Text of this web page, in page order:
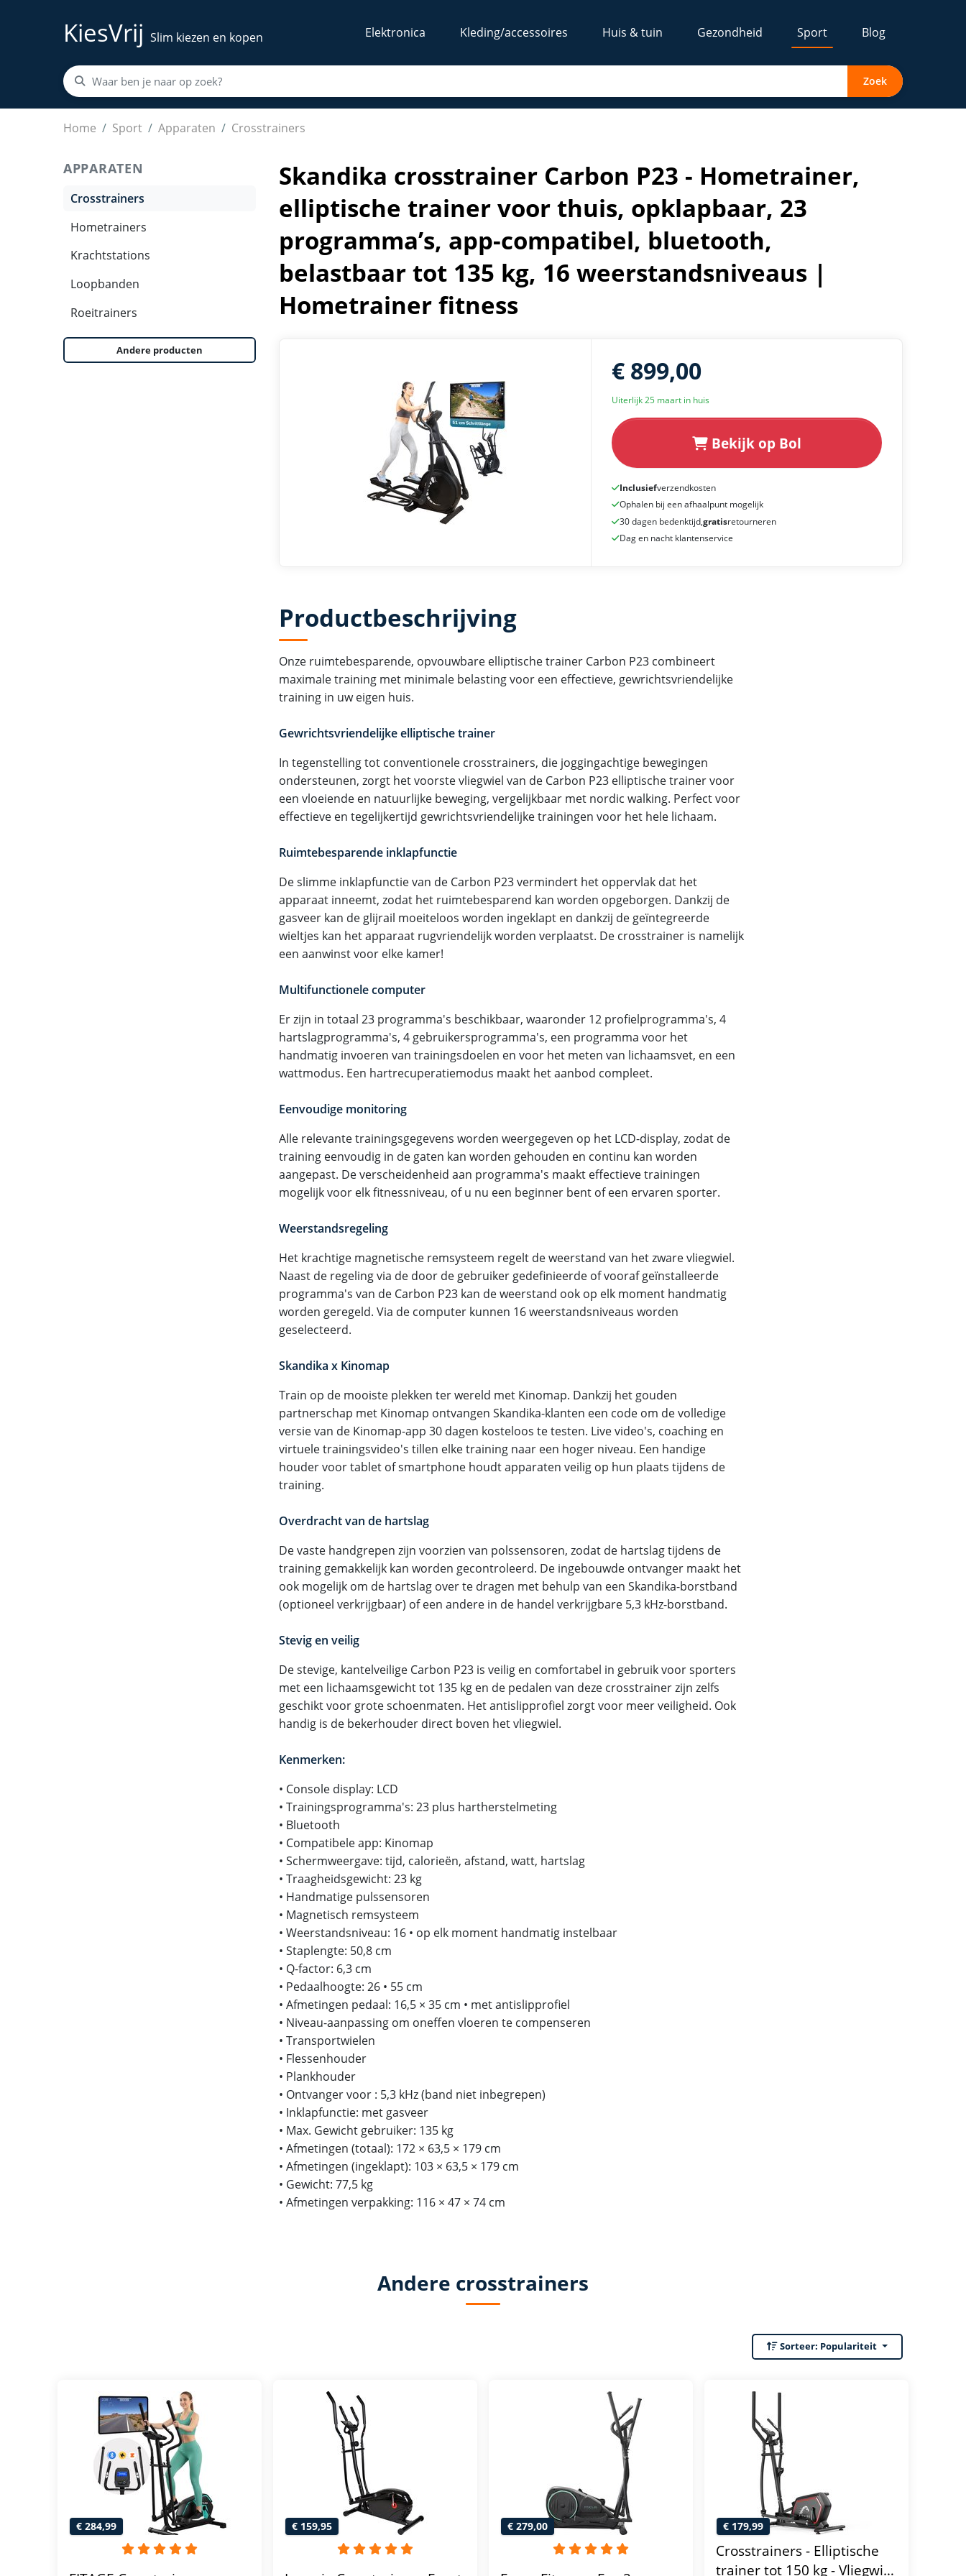
KiesVrij Slim kiezen en kopen Elektronica Kleding/accessoires Huis & tuin Gezondheid Sport Blog
Zoek
Home Sport Apparaten Crosstrainers
Skandika crosstrainer Carbon P23 - Hometrainer, elliptische trainer voor thuis, opklapbaar, 23 programma’s, app-compatibel, bluetooth, belastbaar tot 135 kg, 16
APPARATEN
Crosstrainers
Hometrainers
Krachtstations
Loopbanden
Roeitrainers
Andere producten
Skandika crosstrainer Carbon P23 - Hometrainer,
elliptische trainer voor thuis, opklapbaar, 23
programma’s, app-compatibel, bluetooth,
belastbaar tot 135 kg, 16 weerstandsniveaus |
Hometrainer fitness
€ 899,00
Uiterlijk 25 maart in huis
Bekijk op Bol
Inclusiefverzendkosten
Ophalen bij een afhaalpunt mogelijk
30 dagen bedenktijd,gratisretourneren
Dag en nacht klantenservice
Productbeschrijving
Onze ruimtebesparende, opvouwbare elliptische trainer Carbon P23 combineert
maximale training met minimale belasting voor een effectieve, gewrichtsvriendelijke
training in uw eigen huis.
Gewrichtsvriendelijke elliptische trainer
In tegenstelling tot conventionele crosstrainers, die joggingachtige bewegingen
ondersteunen, zorgt het voorste vliegwiel van de Carbon P23 elliptische trainer voor
een vloeiende en natuurlijke beweging, vergelijkbaar met nordic walking. Perfect voor
effectieve en tegelijkertijd gewrichtsvriendelijke trainingen voor het hele lichaam.
Ruimtebesparende inklapfunctie
De slimme inklapfunctie van de Carbon P23 vermindert het oppervlak dat het
apparaat inneemt, zodat het ruimtebesparend kan worden opgeborgen. Dankzij de
gasveer kan de glijrail moeiteloos worden ingeklapt en dankzij de geïntegreerde
wieltjes kan het apparaat rugvriendelijk worden verplaatst. De crosstrainer is namelijk
een aanwinst voor elke kamer!
Multifunctionele computer
Er zijn in totaal 23 programma's beschikbaar, waaronder 12 profielprogramma's, 4
hartslagprogramma's, 4 gebruikersprogramma's, een programma voor het
handmatig invoeren van trainingsdoelen en voor het meten van lichaamsvet, en een
wattmodus. Een hartrecuperatiemodus maakt het aanbod compleet.
Eenvoudige monitoring
Alle relevante trainingsgegevens worden weergegeven op het LCD-display, zodat de
training eenvoudig in de gaten kan worden gehouden en continu kan worden
aangepast. De verscheidenheid aan programma's maakt effectieve trainingen
mogelijk voor elk fitnessniveau, of u nu een beginner bent of een ervaren sporter.
Weerstandsregeling
Het krachtige magnetische remsysteem regelt de weerstand van het zware vliegwiel.
Naast de regeling via de door de gebruiker gedefinieerde of vooraf geïnstalleerde
programma's van de Carbon P23 kan de weerstand ook op elk moment handmatig
worden geregeld. Via de computer kunnen 16 weerstandsniveaus worden
geselecteerd.
Skandika x Kinomap
Train op de mooiste plekken ter wereld met Kinomap. Dankzij het gouden
partnerschap met Kinomap ontvangen Skandika-klanten een code om de volledige
versie van de Kinomap-app 30 dagen kosteloos te testen. Live video's, coaching en
virtuele trainingsvideo's tillen elke training naar een hoger niveau. Een handige
houder voor tablet of smartphone houdt apparaten veilig op hun plaats tijdens de
training.
Overdracht van de hartslag
De vaste handgrepen zijn voorzien van polssensoren, zodat de hartslag tijdens de
training gemakkelijk kan worden gecontroleerd. De ingebouwde ontvanger maakt het
ook mogelijk om de hartslag over te dragen met behulp van een Skandika-borstband
(optioneel verkrijgbaar) of een andere in de handel verkrijgbare 5,3 kHz-borstband.
Stevig en veilig
De stevige, kantelveilige Carbon P23 is veilig en comfortabel in gebruik voor sporters
met een lichaamsgewicht tot 135 kg en de pedalen van deze crosstrainer zijn zelfs
geschikt voor grote schoenmaten. Het antislipprofiel zorgt voor meer veiligheid. Ook
handig is de bekerhouder direct boven het vliegwiel.
Kenmerken:
• Console display: LCD
• Trainingsprogramma's: 23 plus hartherstelmeting
• Bluetooth
• Compatibele app: Kinomap
• Schermweergave: tijd, calorieën, afstand, watt, hartslag
• Traagheidsgewicht: 23 kg
• Handmatige pulssensoren
• Magnetisch remsysteem
• Weerstandsniveau: 16 • op elk moment handmatig instelbaar
• Staplengte: 50,8 cm
• Q-factor: 6,3 cm
• Pedaalhoogte: 26 • 55 cm
• Afmetingen pedaal: 16,5 × 35 cm • met antislipprofiel
• Niveau-aanpassing om oneffen vloeren te compenseren
• Transportwielen
• Flessenhouder
• Plankhouder
• Ontvanger voor : 5,3 kHz (band niet inbegrepen)
• Inklapfunctie: met gasveer
• Max. Gewicht gebruiker: 135 kg
• Afmetingen (totaal): 172 × 63,5 × 179 cm
• Afmetingen (ingeklapt): 103 × 63,5 × 179 cm
• Gewicht: 77,5 kg
• Afmetingen verpakking: 116 × 47 × 74 cm
Andere crosstrainers
Sorteer: Populariteit
€ 284,99 € 159,95 € 279,00 € 179,99
Crosstrainers - Elliptische
trainer tot 150 kg - Vliegwiel